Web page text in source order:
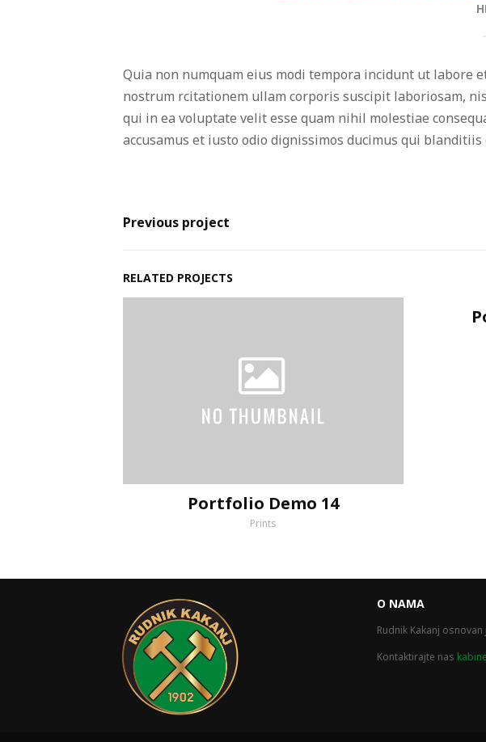
Quia non numquam eius modi tempora incidunt ut labore
nostrum rcitationem ullam corporis suscipit laboriosam,
qui in ea voluptate velit esse quam nihil molestiae
accusamus et iusto odio dignissimos ducimus qui
Previous project
RELATED PROJECTS
Portfolio Demo 14
Prints
O NAMA
Rudnik Kakanj
Kontaktirajte nas